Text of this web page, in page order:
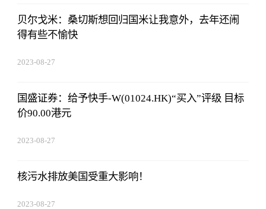
贝尔戈米：桑切斯想回归国米让我意外，去年还闹
得有些不愉快
2023-08-27
国盛证券：给予快手-W(01024.HK)“买入”评级 目标
价90.00港元
2023-08-27
核污水排放美国受重大影响！
2023-08-27